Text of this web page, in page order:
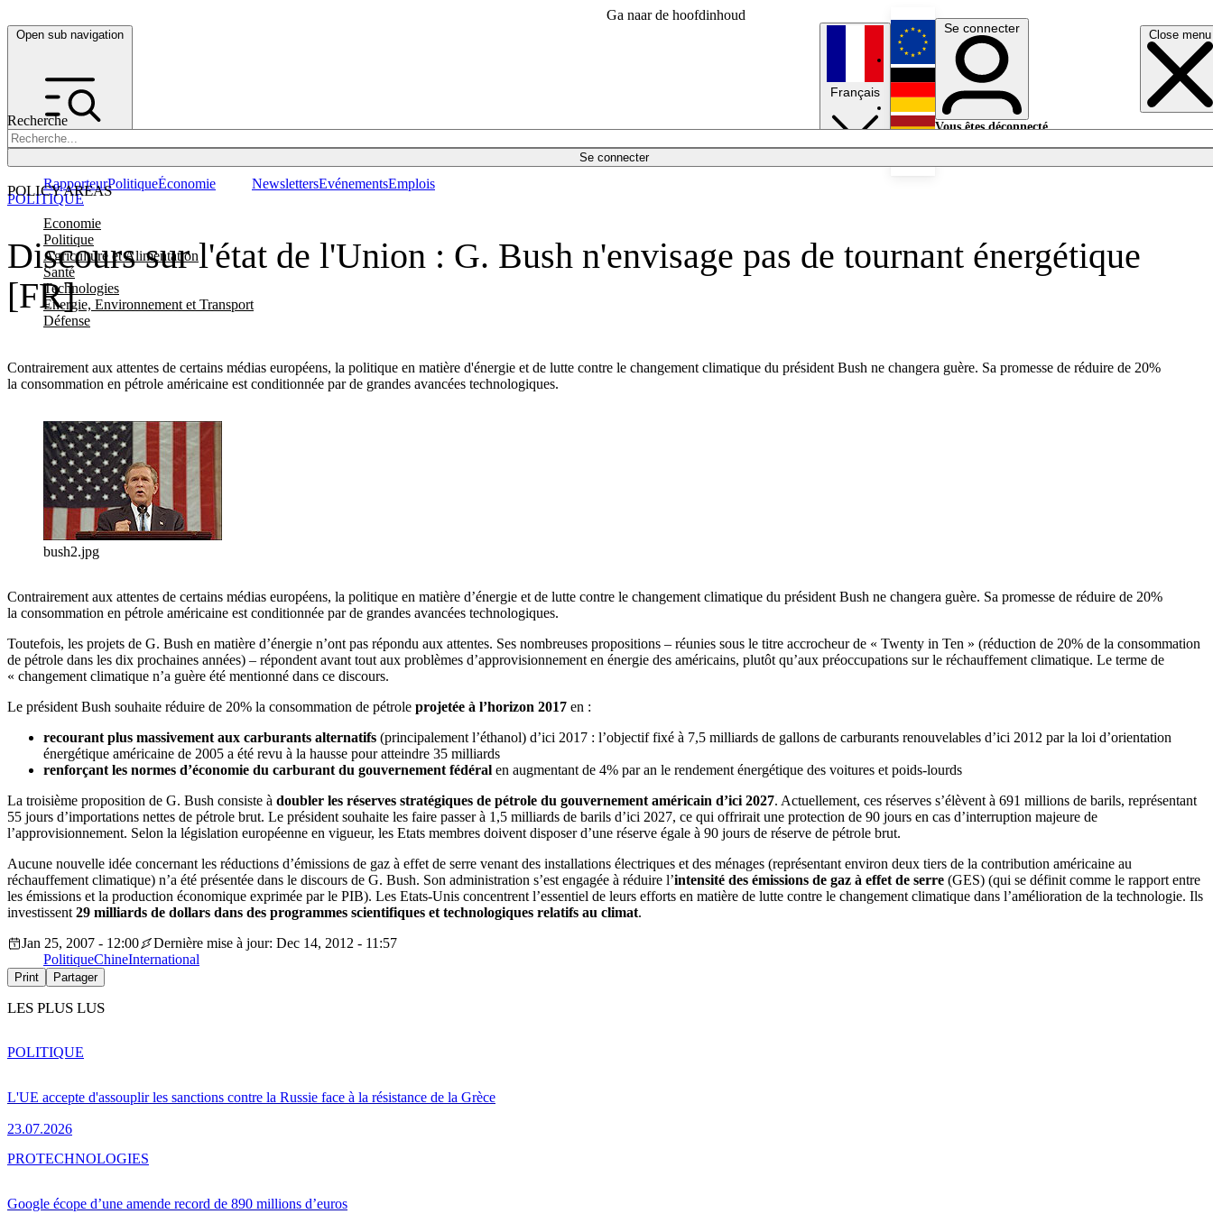
Ga naar de hoofdinhoud
Open sub navigation Close menu
Recherche
Se connecter
POLICY AREAS
Economie
Politique
Agriculture et Alimentation
Santé
Technologies
Energie, Environnement et Transport
Défense
RapporteurPolitiqueÉconomie NewslettersEvénementsEmplois
Français
English
Deutsch
Se connecter
Vous êtes déconnecté.
Discours sur l'état de l'Union : G. Bush n'envisage pas de tournant énergétique
[FR]
Contrairement aux attentes de certains médias européens, la politique en matière d'énergie et de lutte contre le changement climatique du président Bush ne changera guère. Sa promesse de réduire de 20%
la consommation en pétrole américaine est conditionnée par de grandes avancées technologiques.
POLITIQUE
bush2.jpg
Contrairement aux attentes de certains médias européens, la politique en matière d’énergie et de lutte contre le changement climatique du président Bush ne changera guère. Sa promesse de réduire de 20%
la consommation en pétrole américaine est conditionnée par de grandes avancées technologiques.
Toutefois, les projets de G. Bush en matière d’énergie n’ont pas répondu aux attentes. Ses nombreuses propositions – réunies sous le titre accrocheur de « Twenty in Ten » (réduction de 20% de la consommation
de pétrole dans les dix prochaines années) – répondent avant tout aux problèmes d’approvisionnement en énergie des américains, plutôt qu’aux préoccupations sur le réchauffement climatique. Le terme de
« changement climatique n’a guère été mentionné dans ce discours.
Le président Bush souhaite réduire de 20% la consommation de pétrole projetée à l’horizon 2017 en :
recourant plus massivement aux carburants alternatifs (principalement l’éthanol) d’ici 2017 : l’objectif fixé à 7,5 milliards de gallons de carburants renouvelables d’ici 2012 par la loi d’orientation
énergétique américaine de 2005 a été revu à la hausse pour atteindre 35 milliards
renforçant les normes d’économie du carburant du gouvernement fédéral en augmentant de 4% par an le rendement énergétique des voitures et poids-lourds
La troisième proposition de G. Bush consiste à doubler les réserves stratégiques de pétrole du gouvernement américain d’ici 2027. Actuellement, ces réserves s’élèvent à 691 millions de barils, représentant
55 jours d’importations nettes de pétrole brut. Le président souhaite les faire passer à 1,5 milliards de barils d’ici 2027, ce qui offrirait une protection de 90 jours en cas d’interruption majeure de
l’approvisionnement. Selon la législation européenne en vigueur, les Etats membres doivent disposer d’une réserve égale à 90 jours de réserve de pétrole brut.
Aucune nouvelle idée concernant les réductions d’émissions de gaz à effet de serre venant des installations électriques et des ménages (représentant environ deux tiers de la contribution américaine au
réchauffement climatique) n’a été présentée dans le discours de G. Bush. Son administration s’est engagée à réduire l’intensité des émissions de gaz à effet de serre (GES) (qui se définit comme le rapport entre
les émissions et la production économique exprimée par le PIB). Les Etats-Unis concentrent l’essentiel de leurs efforts en matière de lutte contre le changement climatique dans l’amélioration de la technologie. Ils
investissent 29 milliards de dollars dans des programmes scientifiques et technologiques relatifs au climat.
Jan 25, 2007 - 12:00
Dernière mise à jour: Dec 14, 2012 - 11:57
PolitiqueChineInternational
Print Partager
LES PLUS LUS
L'UE accepte d'assouplir les sanctions contre la Russie face à la résistance de la Grèce
23.07.2026
POLITIQUE
Google écope d’une amende record de 890 millions d’euros
PROTECHNOLOGIES